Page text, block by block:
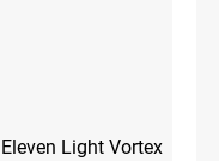
Light Vortex